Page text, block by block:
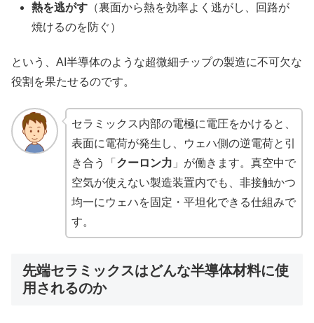
熱を逃がす （裏面から熱を効率よく逃がし、回路が
焼けるのを防ぐ）
という、AI半導体のような超微細チップの製造に不可欠な
役割を果たせるのです。
セラミックス内部の電極に電圧をかけると、
表面に電荷が発生し、ウェハ側の逆電荷と引
き合う「 クーロン力 」が働きます。真空中で
空気が使えない製造装置内でも、非接触かつ
均一にウェハを固定・平坦化できる仕組みで
す。
先端セラミックスはどんな半導体材料に使
用されるのか